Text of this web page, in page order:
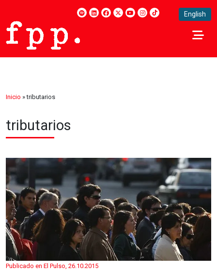
English
Inicio »tributarios
tributarios
Publicado en El Pulso, 26.10.2015